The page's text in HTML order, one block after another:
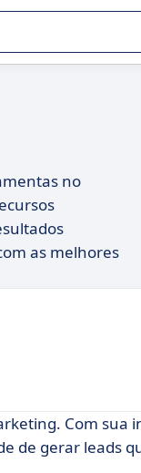
no
as melhores
Com sua
de gerar leads